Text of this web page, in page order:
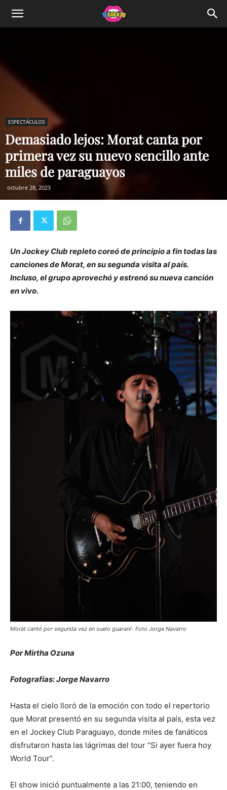
ESPECTÁCULOS
Demasiado lejos: Morat canta por
primera vez su nuevo sencillo ante
miles de paraguayos
octubre 28, 2023
Un Jockey Club repleto coreó de principio a fin todas las
canciones de Morat, en su segunda visita al país.
Incluso, el grupo aprovechó y estrenó su nueva canción
en vivo.
Morat cantó por segunda vez en suelo guaraní- Foto Jorge Navarro
Por Mirtha Ozuna
Fotografías: Jorge Navarro
Hasta el cielo lloró de la emoción con todo el repertorio
que Morat presentó en su segunda visita al país, esta vez
en el Jockey Club Paraguayo, donde miles de fanáticos
disfrutaron hasta las lágrimas del tour “Si ayer fuera hoy
World Tour”.
El show inició puntualmente a las 21:00, teniendo en